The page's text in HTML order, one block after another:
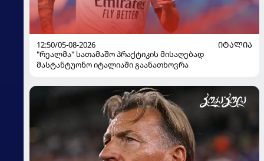
12:50/05-08-2026
ᲘᲢᲐᲚᲘᲐ
"რეალმა" სათამაშო პრაქტიკის მისაღებად
მასტანტუონო იტალიაში გაანათხოვრა